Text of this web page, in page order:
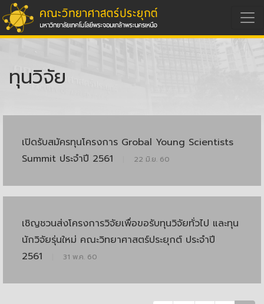
ทุนวิจัย
เปิดรับสมัครทุนโครงการ Grobal Young Scientists
Summit ประจำปี 2561
22 มิ.ย. 60
เชิญชวนส่งโครงการวิจัยเพื่อขอรับทุนวิจัยทั่วไป และทุน
นักวิจัยรุ่นใหม่ คณะวิทยาศาสตร์ประยุกต์ ประจำปี
2561
31 พ.ค. 60